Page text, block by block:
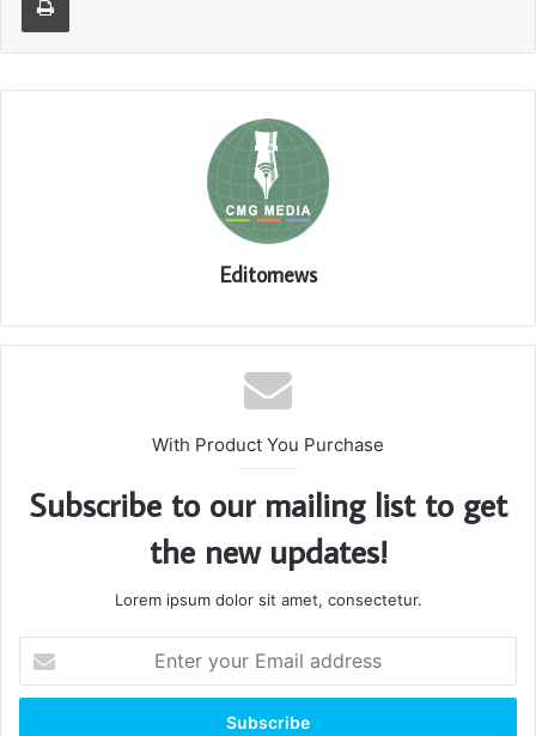
Editornews
With Product You Purchase
Subscribe to our mailing list to get
the new updates!
Lorem ipsum dolor sit amet, consectetur.
your
Email